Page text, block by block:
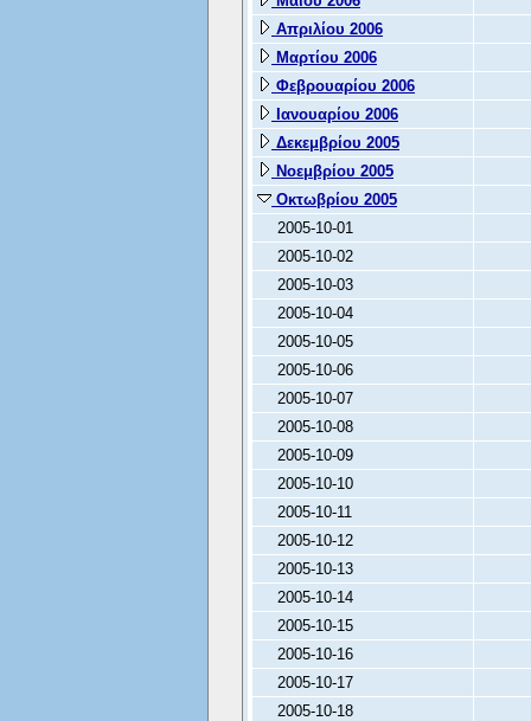
Απριλίου 2006
Μαρτίου 2006
Φεβρουαρίου 2006
Ιανουαρίου 2006
Δεκεμβρίου 2005
Νοεμβρίου 2005
Οκτωβρίου 2005
2005-10-01
2005-10-02
2005-10-03
2005-10-04
2005-10-05
2005-10-06
2005-10-07
2005-10-08
2005-10-09
2005-10-10
2005-10-11
2005-10-12
2005-10-13
2005-10-14
2005-10-15
2005-10-16
2005-10-17
2005-10-18